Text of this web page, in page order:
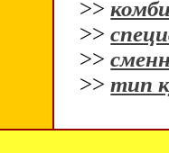
>>
>>
>>
>>тип